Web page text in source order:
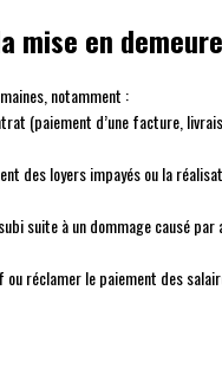
mise en demeure
notamment :
(paiement d’une facture,
des loyers impayés ou la
suite à un dommage causé
réclamer le paiement des